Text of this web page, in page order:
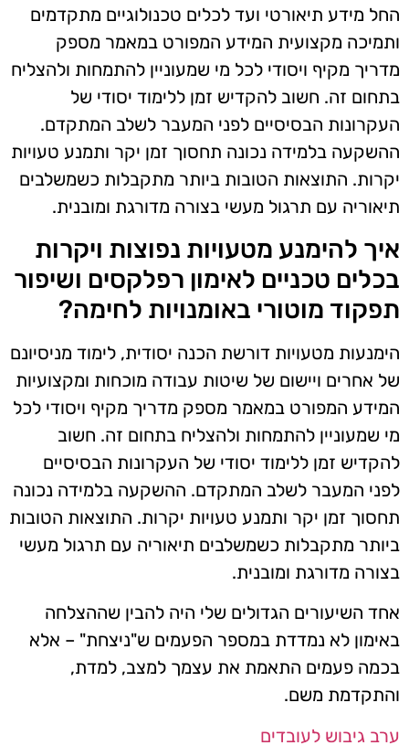
החל מידע תיאורטי ועד לכלים טכנולוגיים מתקדמים
ותמיכה מקצועית המידע המפורט במאמר מספק
מדריך מקיף ויסודי לכל מי שמעוניין להתמחות ולהצליח
בתחום זה. חשוב להקדיש זמן ללימוד יסודי של
העקרונות הבסיסיים לפני המעבר לשלב המתקדם.
ההשקעה בלמידה נכונה תחסוך זמן יקר ותמנע טעויות
יקרות. התוצאות הטובות ביותר מתקבלות כשמשלבים
תיאוריה עם תרגול מעשי בצורה מדורגת ומובנית.
איך להימנע מטעויות נפוצות ויקרות
בכלים טכניים לאימון רפלקסים ושיפור
תפקוד מוטורי באומנויות לחימה?
הימנעות מטעויות דורשת הכנה יסודית, לימוד מניסיונם
של אחרים ויישום של שיטות עבודה מוכחות ומקצועיות
המידע המפורט במאמר מספק מדריך מקיף ויסודי לכל
מי שמעוניין להתמחות ולהצליח בתחום זה. חשוב
להקדיש זמן ללימוד יסודי של העקרונות הבסיסיים
לפני המעבר לשלב המתקדם. ההשקעה בלמידה נכונה
תחסוך זמן יקר ותמנע טעויות יקרות. התוצאות הטובות
ביותר מתקבלות כשמשלבים תיאוריה עם תרגול מעשי
בצורה מדורגת ומובנית.
אחד השיעורים הגדולים שלי היה להבין שההצלחה
באימון לא נמדדת במספר הפעמים ש"ניצחת" – אלא
בכמה פעמים התאמת את עצמך למצב, למדת,
והתקדמת משם.
ערב גיבוש לעובדים